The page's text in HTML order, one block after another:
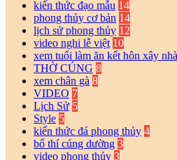
kiến thức đạo mẫu 14
phong thủy cơ bản 14
lịch sử phong thủy 12
video nghi lễ việt 10
xem tuổi làm ăn kết hôn xây
THỜ CÚNG 8
xem chân gà 8
VIDEO 7
Lịch Sử 5
Style 5
kiến thức đá phong thủy 4
bố thí cúng dường 3
video phong thủy 3